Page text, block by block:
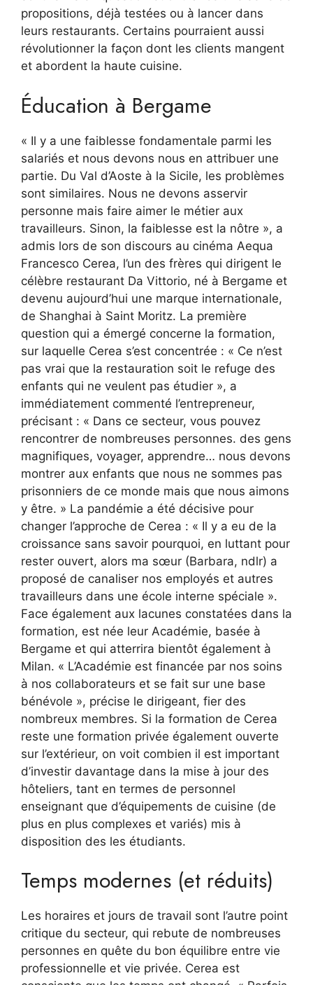
propositions, déjà testées ou à lancer dans
leurs restaurants. Certains pourraient aussi
révolutionner la façon dont les clients mangent
et abordent la haute cuisine.
Éducation à Bergame
« Il y a une faiblesse fondamentale parmi les
salariés et nous devons nous en attribuer une
partie. Du Val d’Aoste à la Sicile, les problèmes
sont similaires. Nous ne devons asservir
personne mais faire aimer le métier aux
travailleurs. Sinon, la faiblesse est la nôtre », a
admis lors de son discours au cinéma Aequa
Francesco Cerea, l’un des frères qui dirigent le
célèbre restaurant Da Vittorio, né à Bergame et
devenu aujourd’hui une marque internationale,
de Shanghai à Saint Moritz. La première
question qui a émergé concerne la formation,
sur laquelle Cerea s’est concentrée : « Ce n’est
pas vrai que la restauration soit le refuge des
enfants qui ne veulent pas étudier », a
immédiatement commenté l’entrepreneur,
précisant : « Dans ce secteur, vous pouvez
rencontrer de nombreuses personnes. des gens
magnifiques, voyager, apprendre… nous devons
montrer aux enfants que nous ne sommes pas
prisonniers de ce monde mais que nous aimons
y être. » La pandémie a été décisive pour
changer l’approche de Cerea : « Il y a eu de la
croissance sans savoir pourquoi, en luttant pour
rester ouvert, alors ma sœur (Barbara, ndlr) a
proposé de canaliser nos employés et autres
travailleurs dans une école interne spéciale ».
Face également aux lacunes constatées dans la
formation, est née leur Académie, basée à
Bergame et qui atterrira bientôt également à
Milan. « L’Académie est financée par nos soins
à nos collaborateurs et se fait sur une base
bénévole », précise le dirigeant, fier des
nombreux membres. Si la formation de Cerea
reste une formation privée également ouverte
sur l’extérieur, on voit combien il est important
d’investir davantage dans la mise à jour des
hôteliers, tant en termes de personnel
enseignant que d’équipements de cuisine (de
plus en plus complexes et variés) mis à
disposition des les étudiants.
Temps modernes (et réduits)
Les horaires et jours de travail sont l’autre point
critique du secteur, qui rebute de nombreuses
personnes en quête du bon équilibre entre vie
professionnelle et vie privée. Cerea est